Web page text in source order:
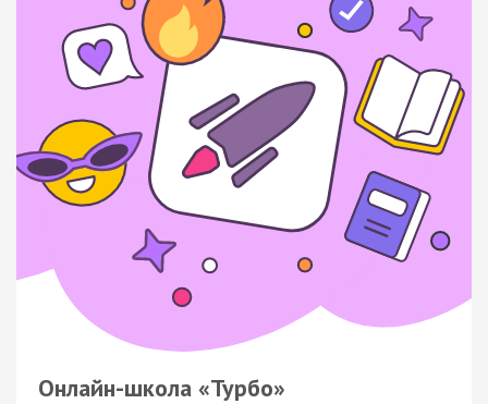
Онлайн-школа «Турбо»